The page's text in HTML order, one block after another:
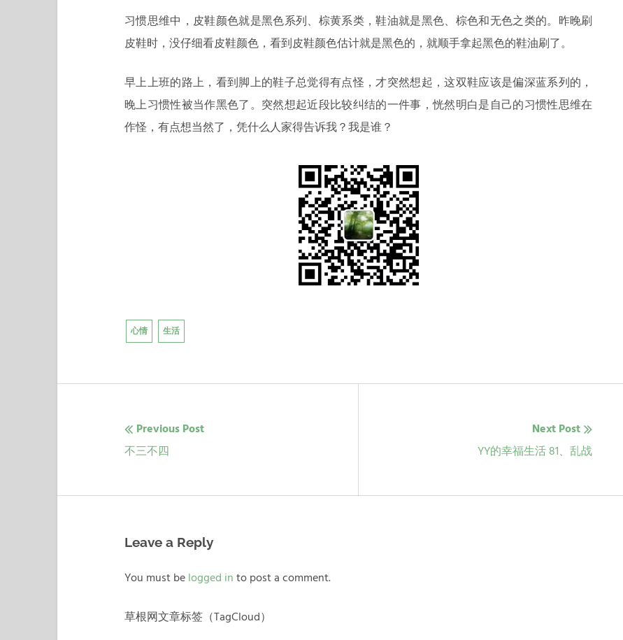
习惯思维中，皮鞋颜色就是黑色系列、棕黄系类，鞋油就是黑色、棕色和无色之类的。昨晚刷
皮鞋时，没仔细看皮鞋颜色，看到皮鞋颜色估计就是黑色的，就顺手拿起黑色的鞋油刷了。
早上上班的路上，看到脚上的鞋子总觉得有点怪，才突然想起，这双鞋应该是偏深蓝系列的，
晚上习惯性被当作黑色了。突然想起近段比较纠结的一件事，恍然明白是自己的习惯性思维在
作怪，有点想当然了，凭什么人家得告诉我？我是谁？
心情 生活
文
导
航
Previous Post
Previous
不三不四
Next Post
Next
YY的幸福生活 81、乱战
Leave a Reply
You must belogged into post a comment.
草根网文章标签（TagCloud）